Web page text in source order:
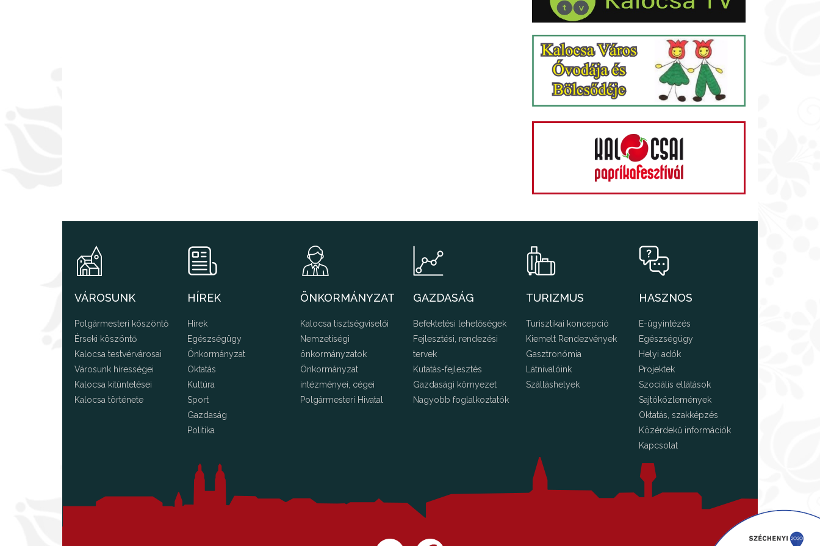
VÁROSUNK
Polgármesteri köszöntő
Érseki köszöntő
Kalocsa testvérvárosai
Városunk hírességei
Kalocsa kitüntetései
Kalocsa története
HÍREK
Hírek
Egészségügy
Önkormányzat
Oktatás
Kultúra
Sport
Gazdaság
Politika
ÖNKORMÁNYZAT
Kalocsa tisztségviselői
Nemzetiségi
önkormányzatok
Önkormányzat
intézményei, cégei
Polgármesteri Hivatal
GAZDASÁG
Befektetési lehetőségek
Fejlesztési, rendezési
tervek
Kutatás-fejlesztés
Gazdasági környezet
Nagyobb foglalkoztatók
TURIZMUS
Turisztikai koncepció
Kiemelt Rendezvények
Gasztronómia
Látnivalóink
Szálláshelyek
HASZNOS
E-ügyintézés
Egészségügy
Helyi adók
Projektek
Szociális ellátások
Sajtóközlemények
Oktatás, szakképzés
Közérdekű információk
Kapcsolat